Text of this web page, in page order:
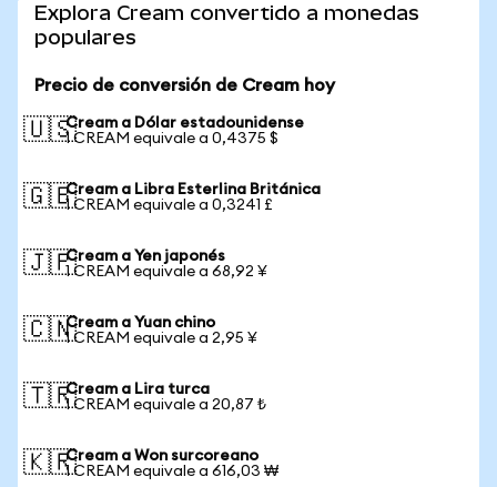
Explora Cream convertido a monedas
populares
Precio de conversión de Cream hoy
🇺🇸Cream a Dólar estadounidense
1 CREAM equivale a 0,4375 $
🇬🇧Cream a Libra Esterlina Británica
1 CREAM equivale a 0,3241 £
🇯🇵Cream a Yen japonés
1 CREAM equivale a 68,92 ¥
🇨🇳Cream a Yuan chino
1 CREAM equivale a 2,95 ¥
🇹🇷Cream a Lira turca
1 CREAM equivale a 20,87 ₺
🇰🇷Cream a Won surcoreano
1 CREAM equivale a 616,03 ₩